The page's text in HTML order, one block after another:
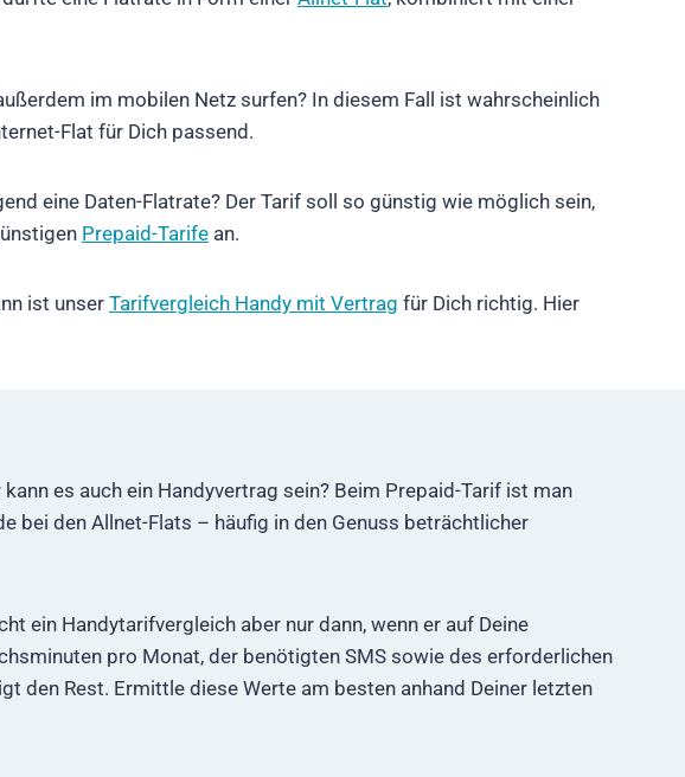
im mobilen Netz surfen? In diesem Fall ist wahrscheinlich
Flat für Dich passend.
eine Daten-Flatrate? Der Tarif soll so günstig wie möglich sein,
Prepaid-Tarife an.
ist unser Tarifvergleich Handy mit Vertrag für Dich richtig. Hier
es auch ein Handyvertrag sein? Beim Prepaid-Tarif ist man
bei den Allnet-Flats – häufig in den Genuss beträchtlicher
ein Handytarifvergleich aber nur dann, wenn er auf Deine
pro Monat, der benötigten SMS sowie des erforderlichen
den Rest. Ermittle diese Werte am besten anhand Deiner letzten